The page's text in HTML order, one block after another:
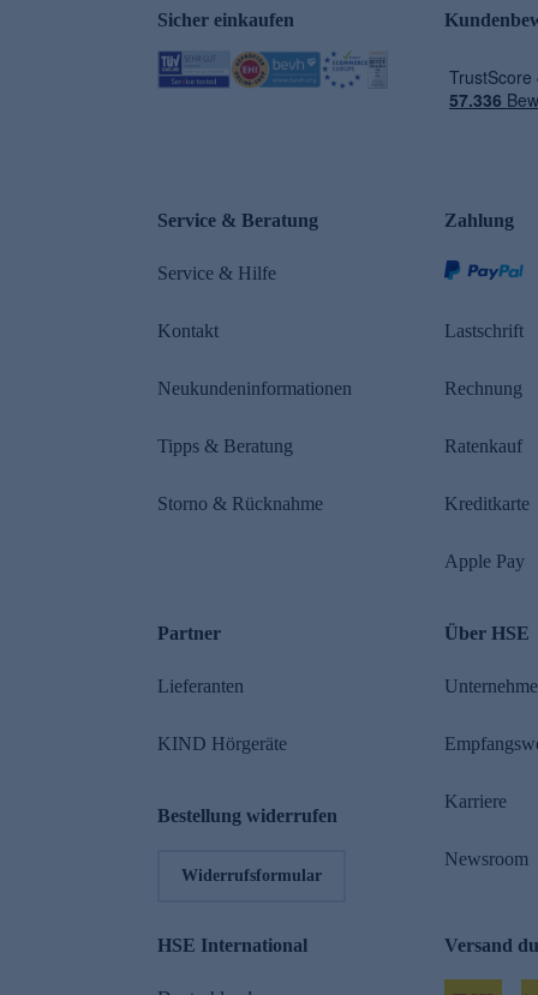
Sicher einkaufen
Service & Beratung
Service & Hilfe
Kontakt
Neukundeninformationen
Tipps & Beratung
Storno & Rücknahme
Zahlung
Lastschrift
Rechnung
Ratenkauf
Kreditkarte
Apple Pay
Partner
Lieferanten
KIND Hörgeräte
Bestellung widerrufen
Widerrufsformular
Über HSE
Karriere
Newsroom
HSE International Versand